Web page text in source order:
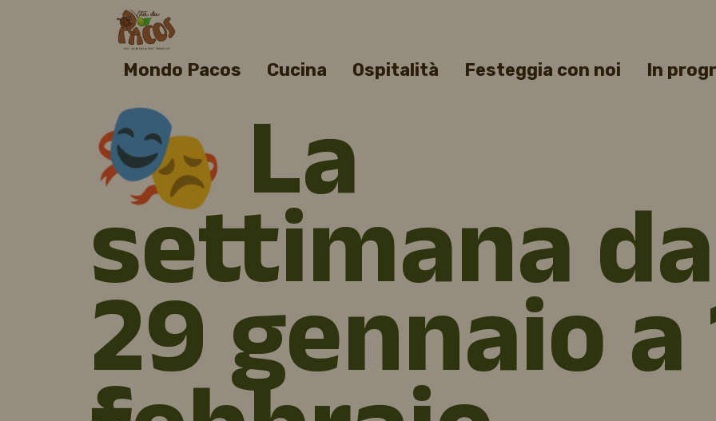
Mondo Pacos Cucina Ospitalità Festeggia con noi In
🎭 La
settimana
29 gennaio a